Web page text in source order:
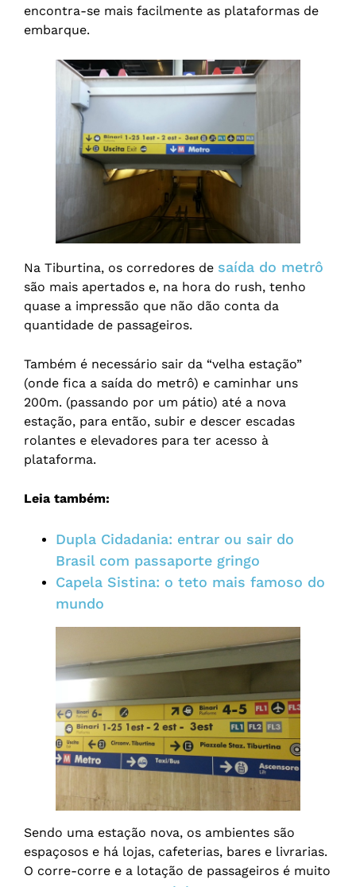
encontra-se mais facilmente as plataformas de
embarque.
Na Tiburtina, os corredores de saída do metrô
são mais apertados e, na hora do rush, tenho
quase a impressão que não dão conta da
quantidade de passageiros.
Também é necessário sair da “velha estação”
(onde fica a saída do metrô) e caminhar uns
200m. (passando por um pátio) até a nova
estação, para então, subir e descer escadas
rolantes e elevadores para ter acesso à
plataforma.
Leia também:
Dupla Cidadania: entrar ou sair do
Brasil com passaporte gringo
Capela Sistina: o teto mais famoso do
mundo
Sendo uma estação nova, os ambientes são
espaçosos e há lojas, cafeterias, bares e livrarias.
O corre-corre e a lotação de passageiros é muito